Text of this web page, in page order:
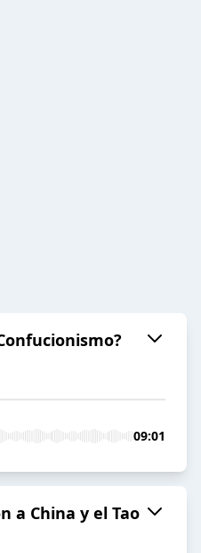
09:01
a China y el Tao